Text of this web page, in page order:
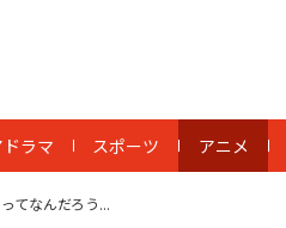
ラマ スポーツ アニメ
てなんだろう...